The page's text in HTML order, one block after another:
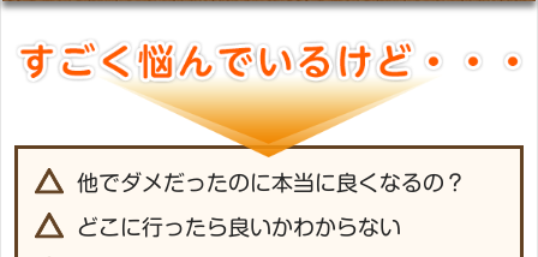
他でダメだったのに本当に良くなるの？
どこに行ったら良いかわからない